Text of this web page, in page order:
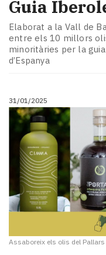
Guia
Elaborat a la Vall de
entre els 10 millors
minoritàries per la
d’Espanya
31/01/2025
Assaboreix els olis del